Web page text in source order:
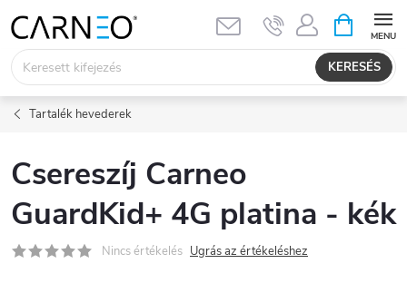
tartalomhoz
KERESÉS
KOSÁR
Tartalék hevederek
Csereszíj Carneo
GuardKid+ 4G platina - kék
Nincs értékelés Ugrás az értékeléshez